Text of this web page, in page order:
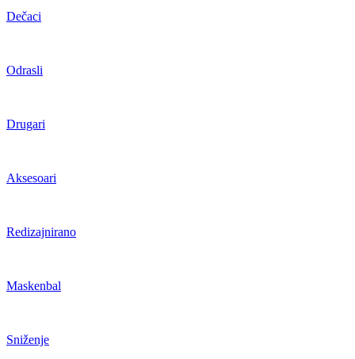
Dečaci
Odrasli
Drugari
Aksesoari
Redizajnirano
Maskenbal
Sniženje